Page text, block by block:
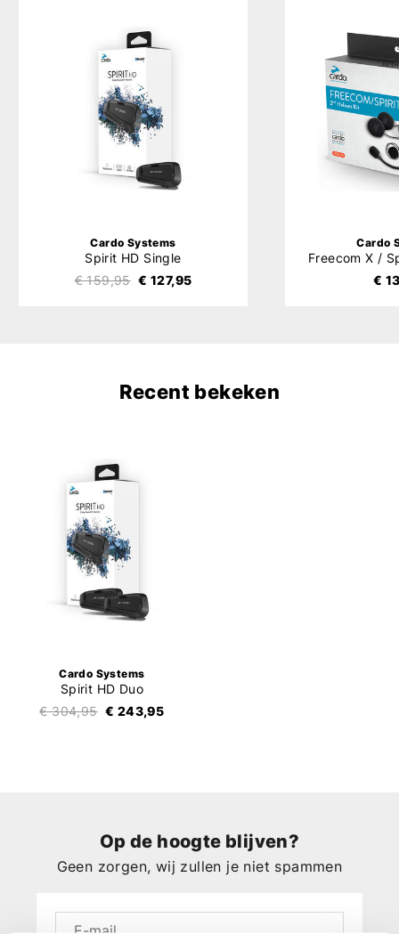
Cardo Systems
Spirit HD Single
€ 159,95 € 127,95
Cardo
€
Recent bekeken
Cardo Systems
Spirit HD Duo
€ 304,95 € 243,95
Op de hoogte blijven?
Geen zorgen, wij zullen je niet spammen